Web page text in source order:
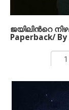
Pallikkunnan
ജയിലിന്‍റെ
Paperback/